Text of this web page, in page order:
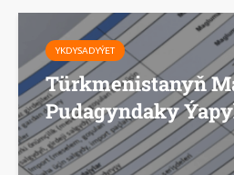
YKDYSADYÝET
Türkmenistanyň
Pudagyndaky